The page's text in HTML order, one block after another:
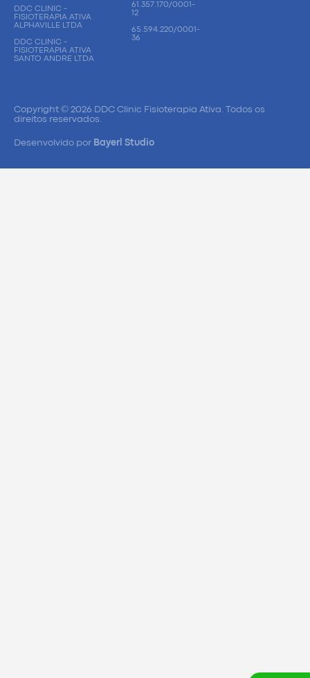
DDC CLINIC -
FISIOTERAPIA ATIVA
ALPHAVILLE LTDA
DDC CLINIC -
FISIOTERAPIA ATIVA
SANTO ANDRE LTDA
61.357.170/0001-
12
65.594.220/0001-
36
Copyright © 2026 DDC Clinic Fisioterapia Ativa. Todos os
direitos reservados.
Desenvolvido por Bayerl Studio